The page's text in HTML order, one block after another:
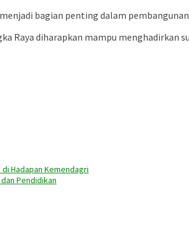
bagian penting dalam
Raya diharapkan mampu
Hadapan Kemendagri
Pendidikan